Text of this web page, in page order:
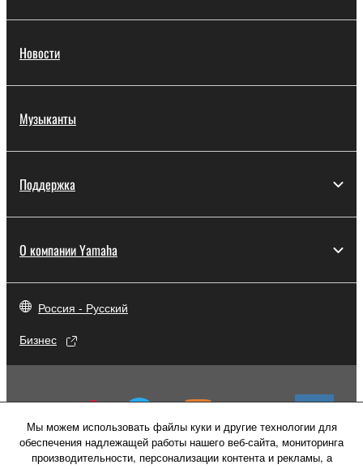
Новости
Музыканты
Поддержка
О компании Yamaha
Россия - Русский
Бизнес
Мы можем использовать файлы куки и другие технологии для
обеспечения надлежащей работы нашего веб-сайта, мониторинга
производительности, персонализации контента и рекламы, а